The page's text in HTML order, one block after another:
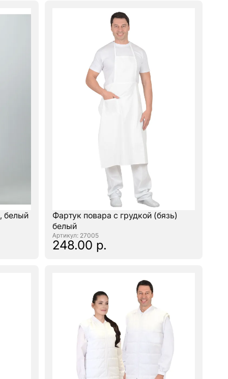
белый
Фартук повара с грудкой (бязь)
белый
: 27005
248.00 р.